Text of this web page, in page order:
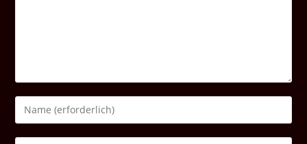
Gib
deinen
Namen